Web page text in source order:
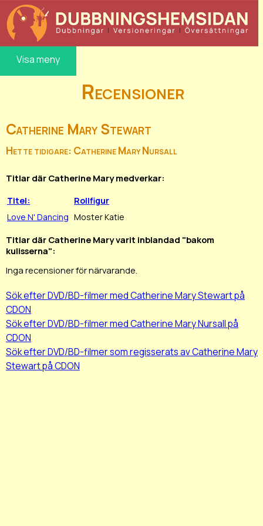
Visa meny
Recensioner
Catherine Mary Stewart
Hette tidigare: Catherine Mary Nursall
Titlar där Catherine Mary medverkar:
Titel:
Rollfigur
Love N' Dancing Moster Katie
Titlar där Catherine Mary varit inblandad "bakom
kulisserna":
Inga recensioner för närvarande.
Sök efter DVD/BD-filmer med Catherine Mary Stewart på
CDON
Sök efter DVD/BD-filmer med Catherine Mary Nursall på
CDON
Sök efter DVD/BD-filmer som regisserats av Catherine Mary
Stewart på CDON